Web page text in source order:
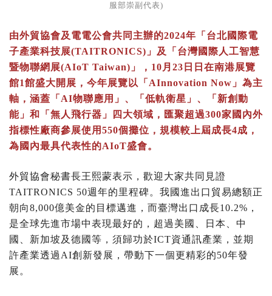
服部崇副代表)
由外貿協會及電電公會共同主辦的2024年「台北國際電
子產業科技展(TAITRONICS)」及「台灣國際人工智慧
暨物聯網展(AIoT Taiwan)」，10月23日日在南港展覽
館1館盛大開展，今年展覽以「AInnovation Now」為主
軸，涵蓋「AI物聯應用」、「低軌衛星」、「新創動
能」和「無人飛行器」四大領域，匯聚超過300家國內外
指標性廠商參展使用550個攤位，規模較上屆成長4成，
為國內最具代表性的AIoT盛會。
外貿協會秘書長王熙蒙表示，歡迎大家共同見證
TAITRONICS 50週年的里程碑。我國進出口貿易總額正
朝向8,000億美金的目標邁進，而臺灣出口成長10.2%，
是全球先進市場中表現最好的，超過美國、日本、中
國、新加坡及德國等，須歸功於ICT資通訊產業，並期
許產業透過AI創新發展，帶動下一個更精彩的50年發
展。